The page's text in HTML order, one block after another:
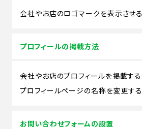
会社やお店のロゴマークを表示させる
プロフィールの掲載方法
会社やお店のプロフィールを掲載する
プロフィールページの名称を変更する
お問い合わせフォームの設置